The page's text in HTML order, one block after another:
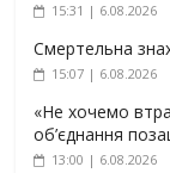
15:31 | 6.08.2026
Смертельна
15:07 | 6.08.2026
«Не хочемо
об’єднання
13:00 | 6.08.2026